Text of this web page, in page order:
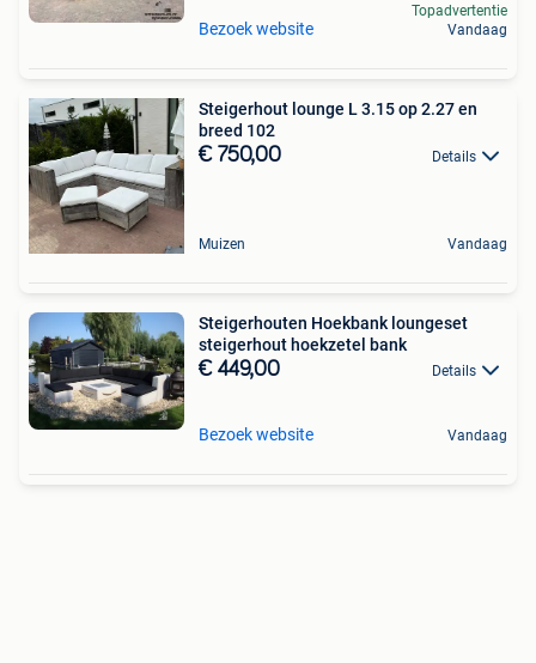
Bezoek website
Topadvertentie
Vandaag
Steigerhout lounge L 3.15 op 2.27 en
breed 102
€ 750,00 Details
Muizen Vandaag
Steigerhouten Hoekbank loungeset
steigerhout hoekzetel bank
€ 449,00 Details
Bezoek website Vandaag